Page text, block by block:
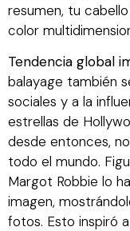
resumen, tu
color
Tendencia global
balayage también
sociales y a la
estrellas de
desde entonces,
todo el mundo.
Margot Robbie lo
imagen,
fotos. Esto inspiró